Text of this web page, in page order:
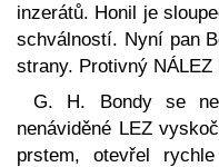
inzerátů. Honil je
schválností. Nyní pan
strany. Protivný NÁLEZ
G. H. Bondy se
nenáviděné LEZ
prstem, otevřel